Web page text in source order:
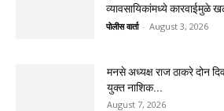
व्यावसायिकांमध्ये कारवाईमुळे
पोलीस वार्ता - August 3, 2026
मनसे अध्यक्ष राज ठाकरे दोन
युक्त नाशिक...
August 7, 2026